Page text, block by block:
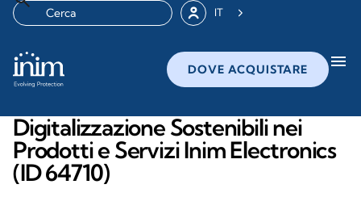
IT
DOVE ACQUISTARE menu
Digitalizzazione Sostenibili nei
Prodotti e Servizi Inim Electronics
(ID 64710)